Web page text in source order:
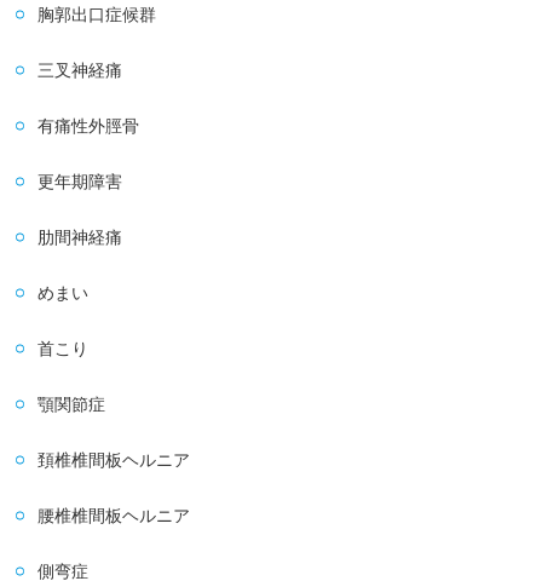
胸郭出口症候群
三叉神経痛
有痛性外脛骨
更年期障害
肋間神経痛
めまい
首こり
顎関節症
頚椎椎間板ヘルニア
腰椎椎間板ヘルニア
側弯症